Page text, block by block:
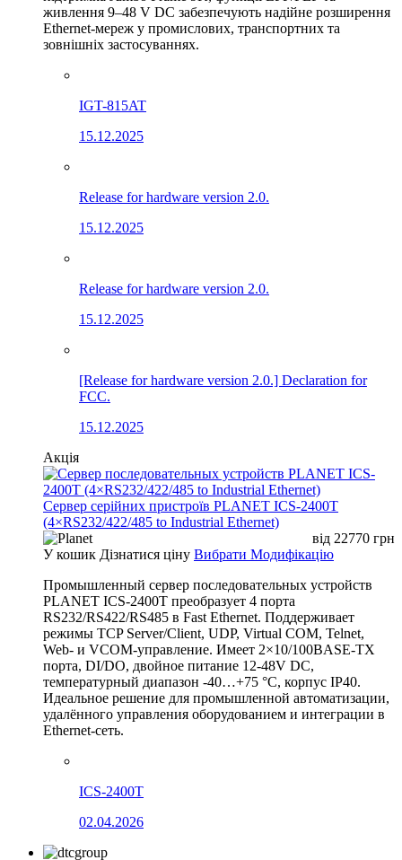
живлення 9–48 V DC забезпечують надійне розширення
Ethernet-мереж у промислових, транспортних та
зовнішніх застосуваннях.
IGT-815AT
15.12.2025
Release for hardware version 2.0.
15.12.2025
Release for hardware version 2.0.
15.12.2025
[Release for hardware version 2.0.] Declaration for
FCC.
15.12.2025
Акція
Сервер серійних пристроїв PLANET ICS-2400T
(4×RS232/422/485 to Industrial Ethernet)
від 22770 грн
У кошик Дізнатися ціну Вибрати Модифікацію
Промышленный сервер последовательных устройств
PLANET ICS-2400T преобразует 4 порта
RS232/RS422/RS485 в Fast Ethernet. Поддерживает
режимы TCP Server/Client, UDP, Virtual COM, Telnet,
Web- и VCOM-управление. Имеет 2×10/100BASE-TX
порта, DI/DO, двойное питание 12-48V DC,
температурный диапазон -40…+75 °C, корпус IP40.
Идеальное решение для промышленной автоматизации,
удалённого управления оборудованием и интеграции в
Ethernet-сеть.
ICS-2400T
02.04.2026